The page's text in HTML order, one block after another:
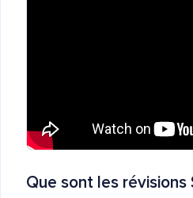
Que sont les révisions